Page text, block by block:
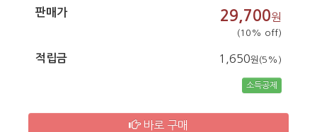
판매가 29,700원
(10% off)
적립금 1,650원(5%)
소득공제
바로 구매